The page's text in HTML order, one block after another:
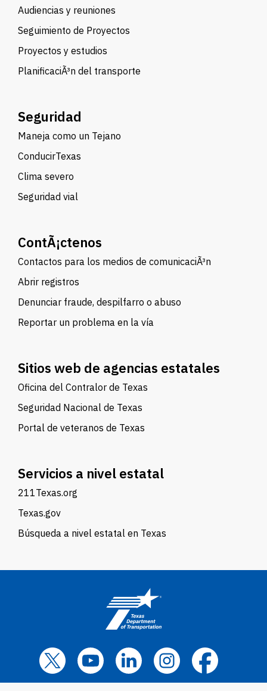
Audiencias y reuniones
Seguimiento de Proyectos
Proyectos y estudios
PlanificaciÃ³n del transporte
Seguridad
Maneja como un Tejano
ConducirTexas
Clima severo
Seguridad vial
ContÃ¡ctenos
Contactos para los medios de comunicaciÃ³n
Abrir registros
Denunciar fraude, despilfarro o abuso
Reportar un problema en la vía
Sitios web de agencias estatales
Oficina del Contralor de Texas
Seguridad Nacional de Texas
Portal de veteranos de Texas
Servicios a nivel estatal
211Texas.org
Texas.gov
Búsqueda a nivel estatal en Texas